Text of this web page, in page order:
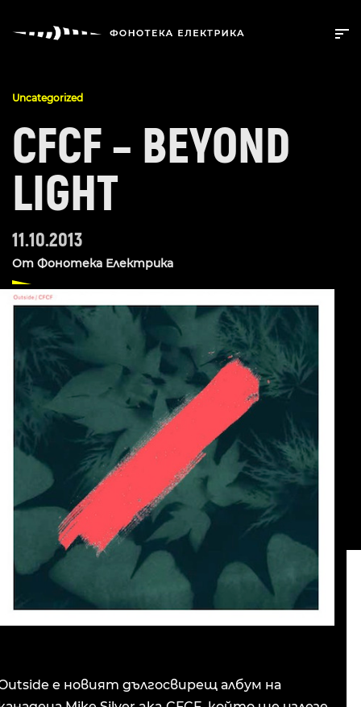
Uncategorized
CFCF – BEYOND
LIGHT
11.10.2013
От Фонотека Електрика
е новият дългосвирещ албум на